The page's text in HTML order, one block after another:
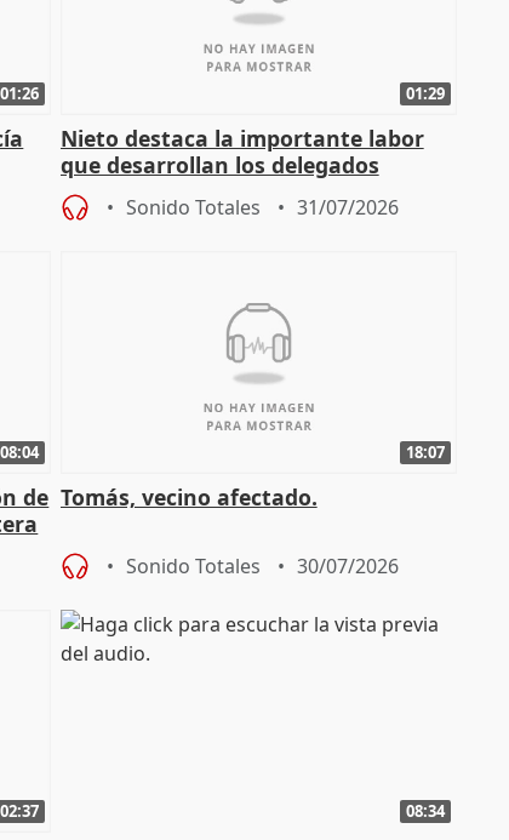
01:26 01:29
Nieto destaca la importante labor
que desarrollan los delegados
territoriales de la Junta
Sonido Totales 31/07/2026
08:04
de
18:07
Tomás, vecino afectado.
Sonido Totales 30/07/2026
02:37 08:34